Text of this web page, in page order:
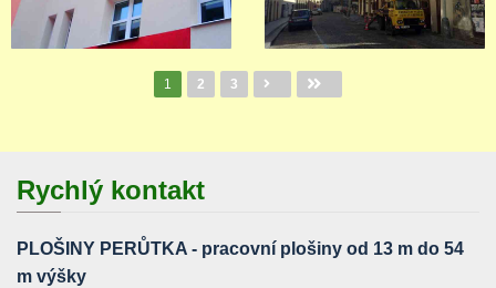
1 2 3
Rychlý kontakt
PLOŠINY PERŮTKA - pracovní plošiny od 13 m do 54
m výšky